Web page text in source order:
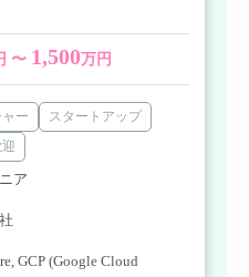
〜 1,500万円
ー
スタートアップ
ア
, GCP (Google Cloud